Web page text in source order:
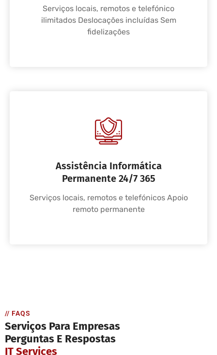
Serviços locais, remotos e telefónico
ilimitados Deslocações incluídas Sem
fidelizações
Assistência Informática
Permanente 24/7 365
Serviços locais, remotos e telefónicos Apoio
remoto permanente
// FAQS
Serviços Para Empresas
Perguntas E Respostas
IT Services